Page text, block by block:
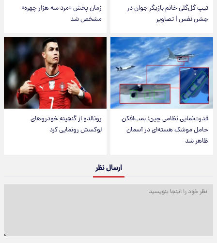
تیپ گل‌گلی خانم بازیگر جوان در
جشن نفس | تصاویر
زمان پخش «مرد سه هزار چهره»
مشخص شد
قدرت‌نمایی نظامی چین؛ بمب‌افکن
حامل موشک هسته‌ای در آسمان
ظاهر شد
رونالدو از گنجینه خودروهای
لوکسش رونمایی کرد
ارسال نظر